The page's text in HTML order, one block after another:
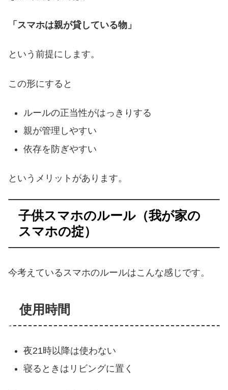
「スマホは親が貸している物」
という前提にします。
この形にすると
ルールの正当性がはっきりする
親が管理しやすい
依存を防ぎやすい
というメリットがあります。
子供スマホのルール（我が家の
スマホの掟）
今考えているスマホのルールはこんな感じです。
使用時間
夜21時以降は使わない
寝るときはリビングに置く